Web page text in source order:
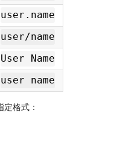
user.name
user/name
User Name
user name
格式：